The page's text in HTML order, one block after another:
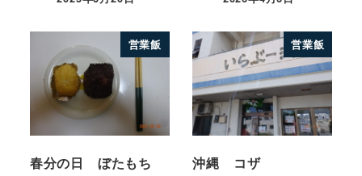
営業飯
春分の日 ぼたもち
営業飯
沖縄 コザ